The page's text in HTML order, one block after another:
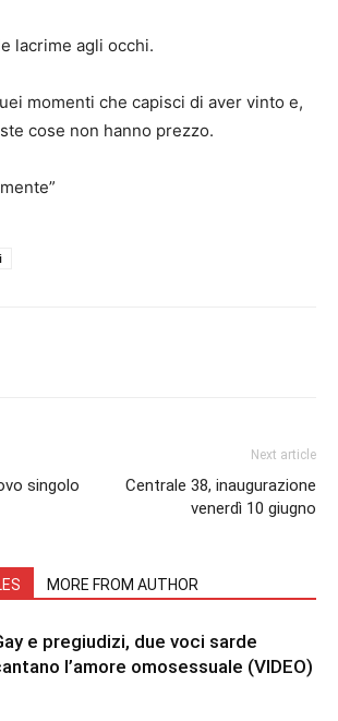
lacrime agli occhi.
momenti che capisci di aver vinto e,
cose non hanno prezzo.
singolo
Next article
Centrale 38, inaugurazione
venerdì 10 giugno
MORE FROM AUTHOR
e pregiudizi, due voci sarde
l’amore omosessuale (VIDEO)